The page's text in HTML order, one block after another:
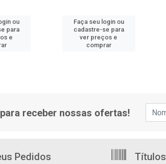
ou
para
e
Faça seu login ou
cadastre-se para
ver preços e
comprar
receber nossas ofertas!
Pedidos Títulos